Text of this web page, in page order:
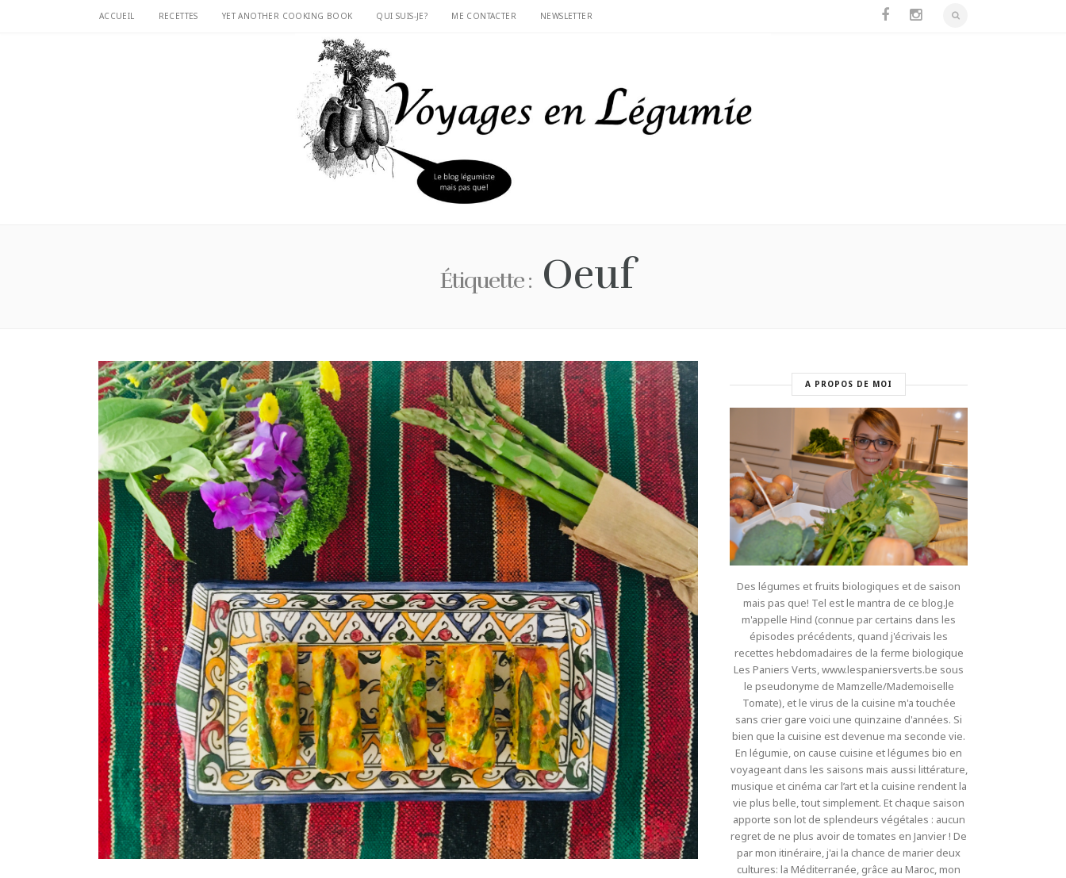
ACCUEIL RECETTES YET ANOTHER COOKING BOOK QUI SUIS-JE? ME CONTACTER NEWSLETTER
Étiquette : Oeuf
A PROPOS DE MOI
Des légumes et fruits biologiques et de saison
mais pas que! Tel est le mantra de ce blog.Je
m'appelle Hind (connue par certains dans les
épisodes précédents, quand j'écrivais les
recettes hebdomadaires de la ferme biologique
Les Paniers Verts, www.lespaniersverts.be sous
le pseudonyme de Mamzelle/Mademoiselle
Tomate), et le virus de la cuisine m'a touchée
sans crier gare voici une quinzaine d'années. Si
bien que la cuisine est devenue ma seconde vie.
En légumie, on cause cuisine et légumes bio en
voyageant dans les saisons mais aussi littérature,
musique et cinéma car l’art et la cuisine rendent la
vie plus belle, tout simplement. Et chaque saison
apporte son lot de splendeurs végétales : aucun
regret de ne plus avoir de tomates en Janvier ! De
par mon itinéraire, j'ai la chance de marier deux
cultures: la Méditerranée, grâce au Maroc, mon